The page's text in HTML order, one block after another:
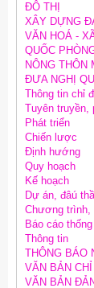
ĐÔ THỊ
XÂY DỰNG
VĂN HOÁ -
QUỐC
NÔNG THÔN
ĐƯA NGHỊ
Thông tin chỉ
Tuyên truyền,
Phát triển
Chiến lược
Định hướng
Quy hoạch
Kế hoạch
Dự án, đâú
Chương trình,
Báo cáo
Thông tin
THÔNG BÁO
VĂN BẢN
VĂN BẢN